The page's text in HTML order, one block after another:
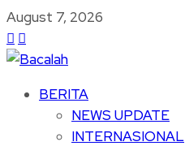
August 7, 2026
BERITA
NEWS UPDATE
INTERNASIONAL